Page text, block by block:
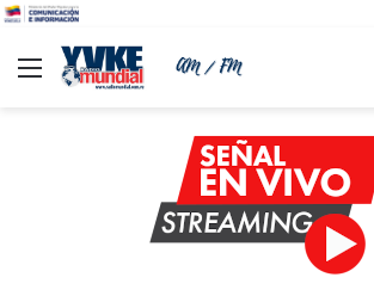
Menu